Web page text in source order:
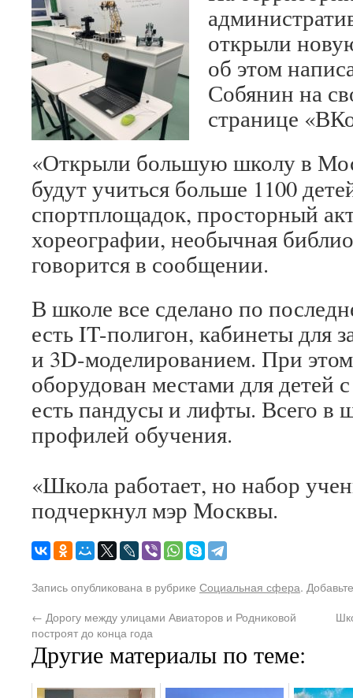
открыли
об этом
Собянин на
странице
«Открыли большую школу в
будут учиться больше 1100
спортплощадок, просторный
хореографии, необычная
говорится в сообщении.
В школе все сделано по
есть IT-полигон, кабинеты для
и 3D-моделированием. При
оборудован местами для детей
есть пандусы и лифты. Всего в
профилей обучения.
«Школа работает, но набор
подчеркнул мэр Москвы.
Запись опубликована в рубрике Социальная сфера.
← Дорогу между улицами Авиаторов и Родниковой
построят до конца года
Другие материалы по теме: